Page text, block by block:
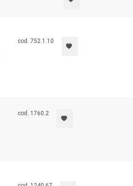
cod. 752.1.10
cod. 1760.2